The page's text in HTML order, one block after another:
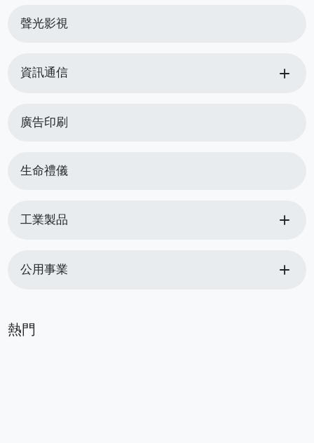
聲光影視
資訊通信 add
廣告印刷
生命禮儀
工業製品 add
公用事業 add
熱門